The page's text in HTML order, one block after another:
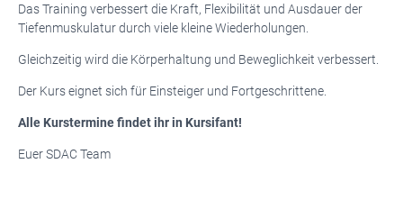
Das Training verbessert die Kraft, Flexibilität und Ausdauer der
Tiefenmuskulatur durch viele kleine Wiederholungen.
Gleichzeitig wird die Körperhaltung und Beweglichkeit verbessert.
Der Kurs eignet sich für Einsteiger und Fortgeschrittene.
Alle Kurstermine findet ihr in Kursifant!
Euer SDAC Team